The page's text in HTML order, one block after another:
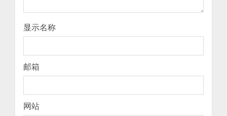
显示名称
邮箱
网站